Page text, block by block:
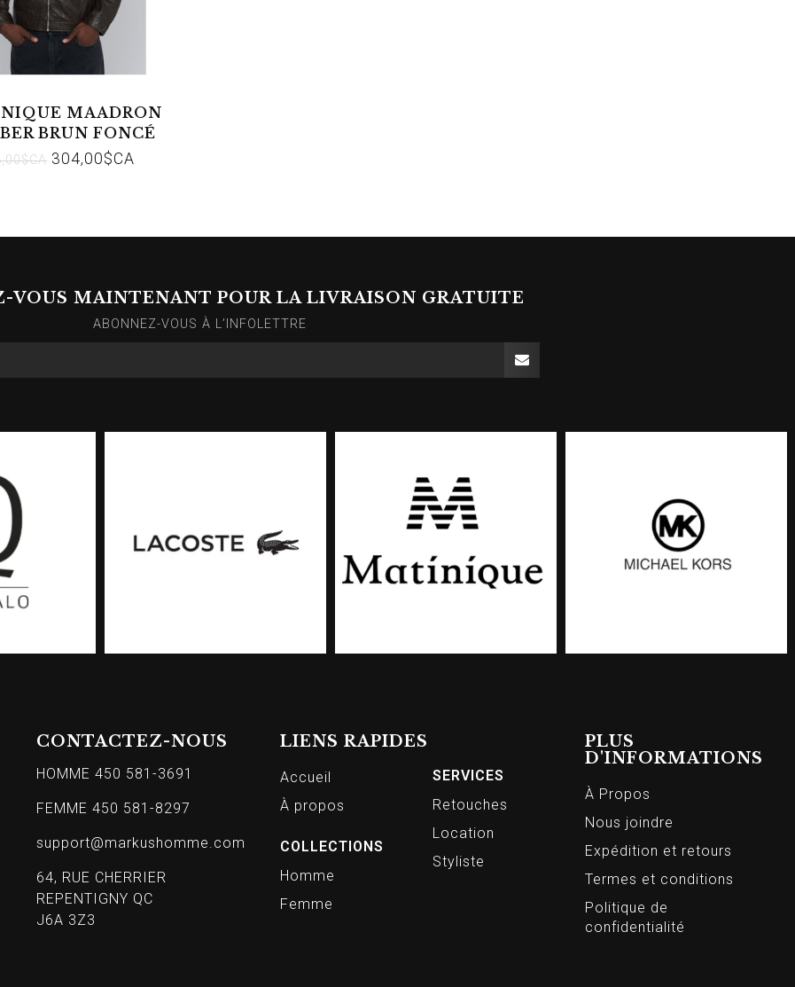
MAADRON
BRUN FONCÉ
304,00$CA
VOUS MAINTENANT POUR LA LIVRAISON GRATUITE
ABONNEZ-VOUS À L’INFOLETTRE
CONTACTEZ-NOUS
HOMME 450 581-3691
FEMME 450 581-8297
support@markushomme.com
64, RUE CHERRIER
REPENTIGNY QC
J6A 3Z3
LIENS RAPIDES
Accueil
À propos
COLLECTIONS
Homme
Femme
SERVICES
Retouches
Location
Styliste
PLUS
D'INFORMATIONS
À Propos
Nous joindre
Expédition et retours
Termes et conditions
Politique de
confidentialité